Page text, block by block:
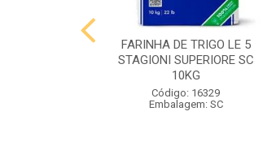
FARINHA DE TRIGO LE 5
STAGIONI SUPERIORE SC
10KG
Código: 16329
Embalagem: SC